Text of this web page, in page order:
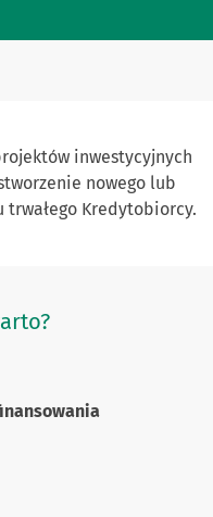
inwestycyjnych
nowego lub
Kredytobiorcy.